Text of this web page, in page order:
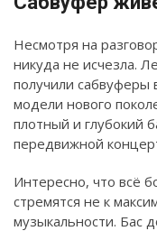
Несмотря на
никуда не исчезла.
получили сабвуферы
модели нового
плотный и глубокий
передвижной
Интересно, что всё
стремятся не к
музыкальности. Бас